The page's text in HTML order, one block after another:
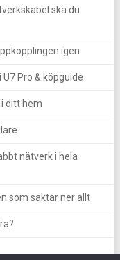
ska du
igen
Pro & köpguide
ditt hem
nätverk i hela
som saktar ner allt